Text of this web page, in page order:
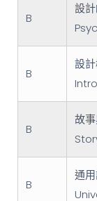
B
設
B
設
B
故
B
通